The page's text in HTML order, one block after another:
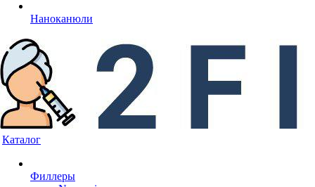
Наноканюли
Каталог
Филлеры